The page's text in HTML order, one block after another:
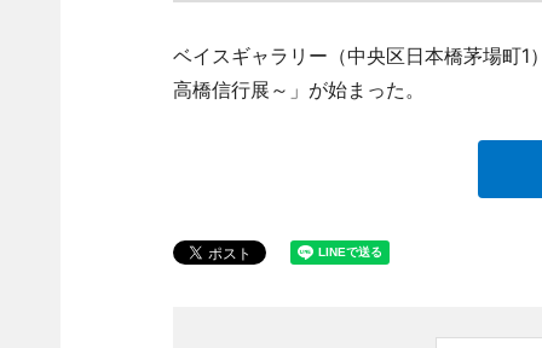
ベイスギャラリー（中央区日本橋茅場町
高橋信行展～」が始まった。